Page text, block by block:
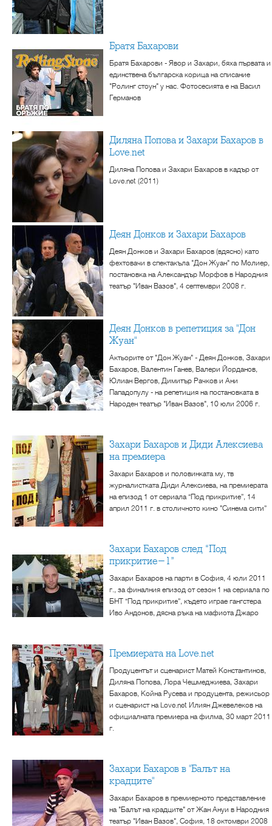
Братя Бахарови
Братя Бахарови - Явор и Захари, бяха първата и
единствена българска корица на списание
"Ролинг стоун" у нас. Фотосесията е на Васил
Германов
Диляна Попова и Захари Бахаров в
Love.net
Диляна Попова и Захари Бахаров в кадър от
Love.net (2011)
Деян Донков и Захари Бахаров
Деян Донков и Захари Бахаров (вдясно) като
фехтовачи в спектакъла "Дон Жуан" по Молиер,
постановка на Александър Морфов в Народния
театър "Иван Вазов", 4 септември 2008 г.
Деян Донков в репетиция за "Дон
Жуан"
Актьорите от "Дон Жуан" - Деян Донков, Захари
Бахаров, Валентин Ганев, Валери Йорданов,
Юлиан Вергов, Димитър Рачков и Ани
Пападопулу - на репетиция на постановката в
Народен театър "Иван Вазов", 10 юли 2006 г.
Захари Бахаров и Диди Алексиева
на премиера
Захари Бахаров и половинката му, тв
журналистката Диди Алексиева, на премиерата
на епизод 1 от сериала “Под прикритие”, 14
април 2011 г. в столичното кино "Синема сити”
Захари Бахаров след “Под
прикритие-1”
Захари Бахаров на парти в София, 4 юли 2011
г., за финалния епизод от сезон 1 на сериала по
БНТ “Под прикритие”, където играе гангстера
Иво Андонов, дясна ръка на мафиота Джаро
Премиерата на Love.net
Продуцентът и сценарист Матей Константинов,
Диляна Попова, Лора Чешмеджиева, Захари
Бахаров, Койна Русева и продуцента, режисьор
и сценарист на Love.net Илиян Джевелеков на
официалната премиера на филма, 30 март 2011
г.
Захари Бахаров в "Балът на
крадците"
Захари Бахаров в премиерното представление
на "Балът на крадците" от Жан Ануи в Народния
театър "Иван Вазов", София, 18 октомври 2008